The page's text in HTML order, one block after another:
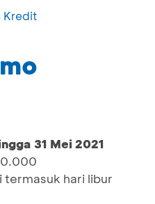
Kredit
31 Mei 2021
termasuk hari libur